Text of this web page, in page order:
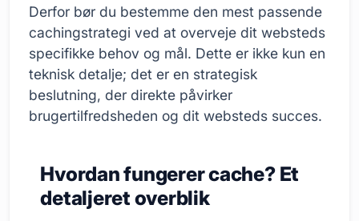
Derfor bør du bestemme den mest passende
cachingstrategi ved at overveje dit websteds
specifikke behov og mål. Dette er ikke kun en
teknisk detalje; det er en strategisk
beslutning, der direkte påvirker
brugertilfredsheden og dit websteds succes.
Hvordan fungerer cache? Et
detaljeret overblik